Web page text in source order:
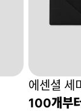
에센셜 세
100개부터